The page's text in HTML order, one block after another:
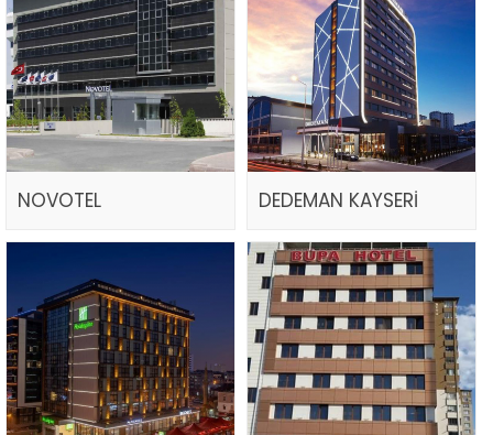
NOVOTEL DEDEMAN KAYSERİ